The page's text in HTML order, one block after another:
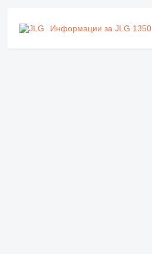
Информации за JLG 1350